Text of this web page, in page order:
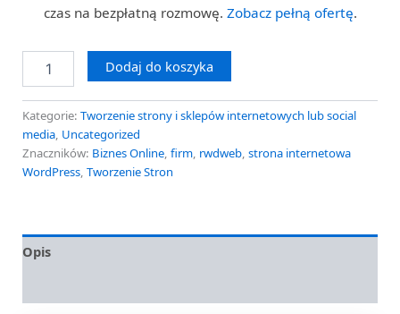
czas na bezpłatną rozmowę. Zobacz pełną ofertę.
Dodaj do koszyka
Kategorie: Tworzenie strony i sklepów internetowych lub social
media, Uncategorized
Znaczników: Biznes Online, firm, rwdweb, strona internetowa
WordPress, Tworzenie Stron
Opis